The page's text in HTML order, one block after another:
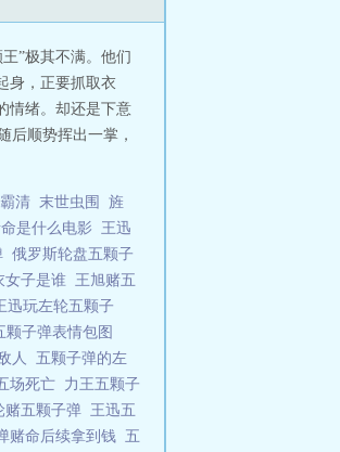
”极其不满。他们
身，正要抓取衣
情绪。却还是下意
后顺势挥出一掌，
霸清 末世虫围
旌
是什么电影 王迅
俄罗斯轮盘五颗子
女子是谁 王旭赌五
迅玩左轮五颗子
颗子弹表情包图
人 五颗子弹的左
场死亡 力王五颗子
赌五颗子弹 王迅五
赌命后续拿到钱 五